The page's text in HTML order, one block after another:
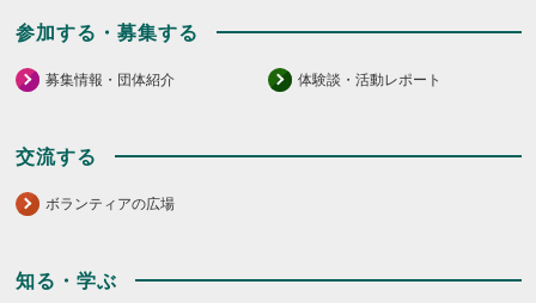
参加する・募集する
募集情報・団体紹介 体験談・活動レポート
交流する
ボランティアの広場
知る・学ぶ